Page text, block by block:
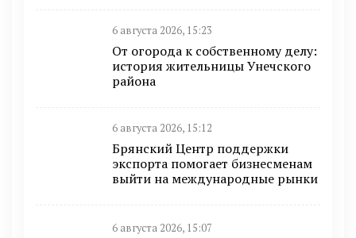
6 августа 2026, 15:23
От огорода к собственному делу:
история жительницы Унечского
района
6 августа 2026, 15:12
Брянский Центр поддержки
экспорта помогает бизнесменам
выйти на международные рынки
6 августа 2026, 15:07